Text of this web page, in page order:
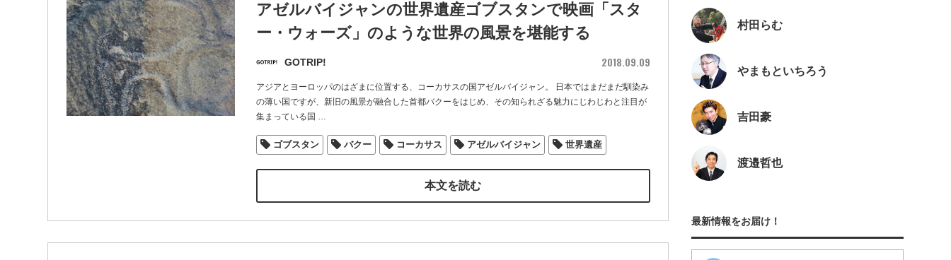
アゼルバイジャンの世界遺産ゴブスタンで映画「スタ
ー・ウォーズ」のような世界の風景を堪能する
GOTRIP! 2018.09.09
アジアとヨーロッパのはざまに位置する、コーカサスの国アゼルバイジャン。 日本ではまだまだ馴染み
の薄い国ですが、新旧の風景が融合した首都バクーをはじめ、その知られざる魅力にじわじわと注目が
集まっている国 …
ゴブスタン バクー コーカサス アゼルバイジャン 世界遺産
本文を読む
村田らむ
やまもといちろう
吉田豪
渡邉哲也
最新情報をお届け！